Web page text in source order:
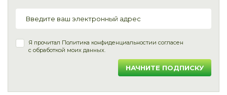
Я прочитал Политика конфиденциальностии согласен
с обработкой моих данных.
НАЧНИТЕ ПОДПИСКУ